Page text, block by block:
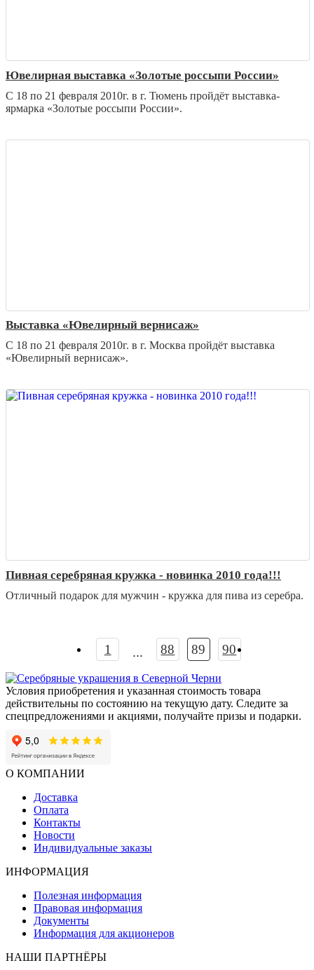
Ювелирная выставка «Золотые россыпи России»
С 18 по 21 февраля 2010г. в г. Тюмень пройдёт выставка-
ярмарка «Золотые россыпи России».
Выставка «Ювелирный вернисаж»
С 18 по 21 февраля 2010г. в г. Москва пройдёт выставка
«Ювелирный вернисаж».
Пивная серебряная кружка - новинка 2010 года!!!
Отличный подарок для мужчин - кружка для пива из серебра.
1 ... 88 89 90
Условия приобретения и указанная стоимость товара
действительны по состоянию на текущую дату. Следите за
спецпредложениями и акциями, получайте призы и подарки.
О КОМПАНИИ
Доставка
Оплата
Контакты
Новости
Индивидуальные заказы
ИНФОРМАЦИЯ
Полезная информация
Правовая информация
Документы
Информация для акционеров
НАШИ ПАРТНЁРЫ